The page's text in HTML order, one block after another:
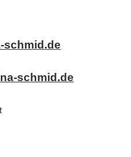
schmid.de
schmid.de